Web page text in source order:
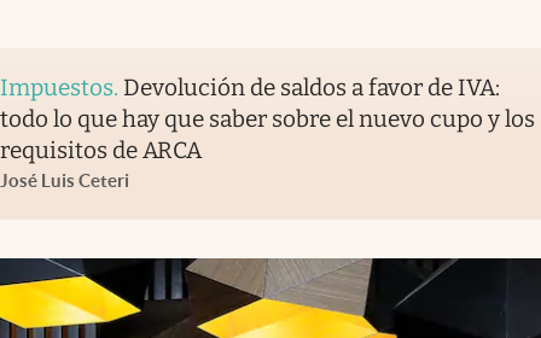
Impuestos. Devolución de saldos a favor de IVA:
todo lo que hay que saber sobre el nuevo cupo y los
requisitos de ARCA
José Luis Ceteri